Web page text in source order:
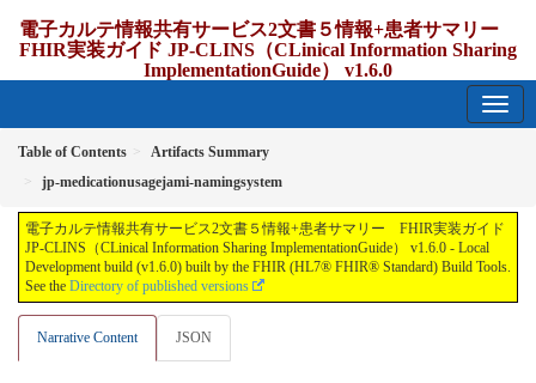
電子カルテ情報共有サービス2文書５情報+患者サマリー
FHIR実装ガイド JP-CLINS（CLinical Information Sharing
ImplementationGuide） v1.6.0
Table of Contents
Artifacts Summary
jp-medicationusagejami-namingsystem
電子カルテ情報共有サービス2文書５情報+患者サマリー FHIR実装ガイド
JP-CLINS（CLinical Information Sharing ImplementationGuide） v1.6.0 - Local
Development build (v1.6.0) built by the FHIR (HL7® FHIR® Standard) Build Tools.
See the Directory of published versions
Narrative Content JSON